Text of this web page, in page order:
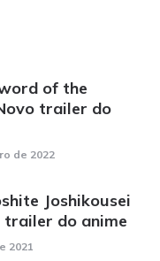
of the
trailer do
de 2022
Joshikousei
trailer do anime
2021